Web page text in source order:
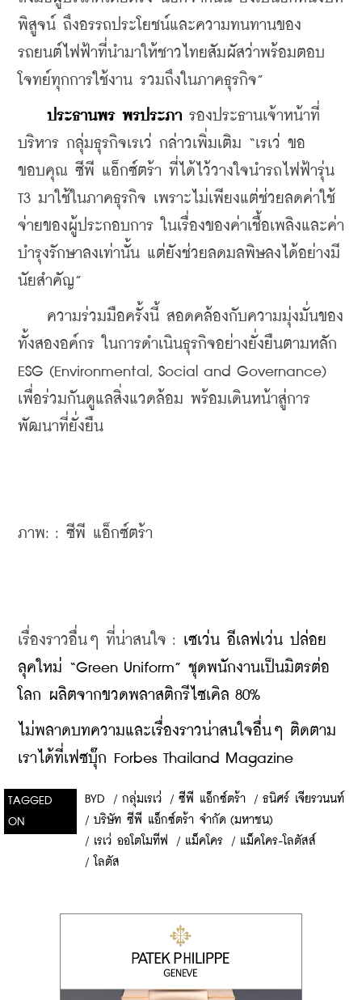
พิสูจน์ ถึงอรรถประโยชน์และความทนทานของ
รถยนต์ไฟฟ้าที่นำมาให้ชาวไทยสัมผัสว่าพร้อมตอบ
โจทย์ทุกการใช้งาน รวมถึงในภาคธุรกิจ”
ประธานพร พรประภา รองประธานเจ้าหน้าที่
บริหาร กลุ่มธุรกิจเรเว่ กล่าวเพิ่มเติม “เรเว่ ขอ
ขอบคุณ ซีพี แอ็กซ์ตร้า ที่ได้ไว้วางใจนำรถไฟฟ้ารุ่น
T3 มาใช้ในภาคธุรกิจ เพราะไม่เพียงแต่ช่วยลดค่าใช้
จ่ายของผู้ประกอบการ ในเรื่องของค่าเชื้อเพลิงและค่า
บำรุงรักษาลงเท่านั้น แต่ยังช่วยลดมลพิษลงได้อย่างมี
นัยสำคัญ”
ความร่วมมือครั้งนี้ สอดคล้องกับความมุ่งมั่นของ
ทั้งสองอค์กร ในการดำเนินธุรกิจอย่างยั่งยืนตามหลัก
ESG (Environmental, Social and Governance)
เพื่อร่วมกันดูแลสิ่งแวดล้อม พร้อมเดินหน้าสู่การ
พัฒนาที่ยั่งยืน
ภาพ: : ซีพี แอ็กซ์ตร้า
เรื่องราวอื่นๆ ที่น่าสนใจ : เซเว่น อีเลฟเว่น ปล่อย
ลุคใหม่ “Green Uniform” ชุดพนักงานเป็นมิตรต่อ
โลก ผลิตจากขวดพลาสติกรีไซเคิล 80%
ไม่พลาดบทความและเรื่องราวน่าสนใจอื่นๆ ติดตาม
เราได้ที่เฟซบุ๊ก Forbes Thailand Magazine
TAGGED
ON
BYD / กลุ่มเรเว่ / ซีพี แอ็กซ์ตร้า / ธนิศร์ เจียรวนนท์
/ บริษัท ซีพี แอ็กซ์ตร้า จำกัด (มหาชน)
/ เรเว่ ออโตโมทีฟ / แม็คโคร / แม็คโคร-โลตัสส์
/ โลตัส